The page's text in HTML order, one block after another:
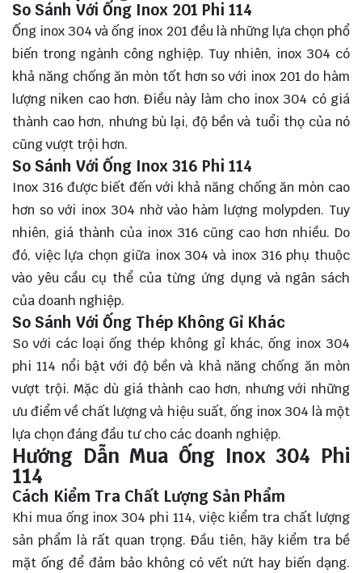
So Sánh Với Ống Inox 201 Phi 114
Ống inox 304 và ống inox 201 đều là những lựa chọn phổ
biến trong ngành công nghiệp. Tuy nhiên, inox 304 có
khả năng chống ăn mòn tốt hơn so với inox 201 do hàm
lượng niken cao hơn. Điều này làm cho inox 304 có giá
thành cao hơn, nhưng bù lại, độ bền và tuổi thọ của nó
cũng vượt trội hơn.
So Sánh Với Ống Inox 316 Phi 114
Inox 316 được biết đến với khả năng chống ăn mòn cao
hơn so với inox 304 nhờ vào hàm lượng molypden. Tuy
nhiên, giá thành của inox 316 cũng cao hơn nhiều. Do
đó, việc lựa chọn giữa inox 304 và inox 316 phụ thuộc
vào yêu cầu cụ thể của từng ứng dụng và ngân sách
của doanh nghiệp.
So Sánh Với Ống Thép Không Gỉ Khác
So với các loại ống thép không gỉ khác, ống inox 304
phi 114 nổi bật với độ bền và khả năng chống ăn mòn
vượt trội. Mặc dù giá thành cao hơn, nhưng với những
ưu điểm về chất lượng và hiệu suất, ống inox 304 là một
lựa chọn đáng đầu tư cho các doanh nghiệp.
Hướng Dẫn Mua Ống Inox 304 Phi
114
Cách Kiểm Tra Chất Lượng Sản Phẩm
Khi mua ống inox 304 phi 114, việc kiểm tra chất lượng
sản phẩm là rất quan trọng. Đầu tiên, hãy kiểm tra bề
mặt ống để đảm bảo không có vết nứt hay biến dạng.